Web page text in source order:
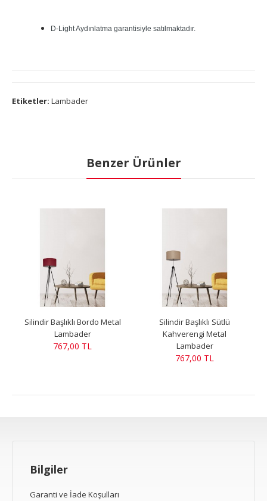
D-Light Aydınlatma garantisiyle satılmaktadır.
Etiketler: Lambader
Benzer Ürünler
Silindir Başlıklı Bordo Metal
Lambader
767,00 TL
Silindir Başlıklı Sütlü
Kahverengi Metal
Lambader
767,00 TL
Bilgiler
Garanti ve İade Koşulları